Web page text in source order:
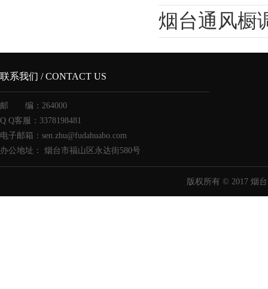
烟台通风橱
联系我们 / CONTACT US
邮 编：264000
Q Q客服：3378198481
电子邮箱：sen.zhu@fudahuabo.com
办公地址： 烟台市福山区永达街580号
版权所有 © 2017 烟